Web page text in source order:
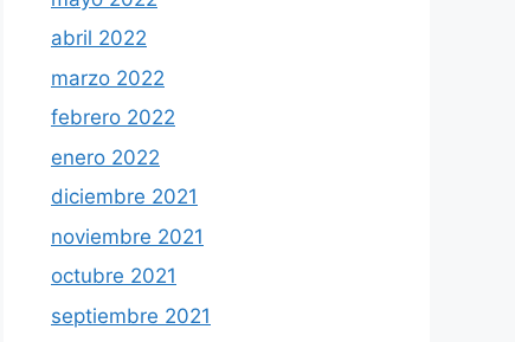
abril 2022
marzo 2022
febrero 2022
enero 2022
diciembre 2021
noviembre 2021
octubre 2021
septiembre 2021